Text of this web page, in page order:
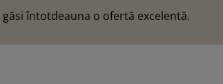
găsi întotdeauna o ofertă excelentă.